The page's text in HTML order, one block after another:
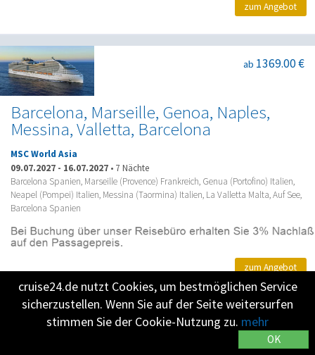
zum Angebot
Barcelona, Marseille, Genoa, Naples,
Messina, Valletta, Barcelona
ab 1369.00 €
MSC World Asia
09.07.2027 - 16.07.2027 • 7 Nächte
Barcelona Spanien, Marseille (Provence) Frankreich, Genua (Portofino) Italien,
Neapel (Pompei) Italien, Messina (Taormina) Italien, La Valletta Malta, Auf See,
Barcelona Spanien
zum Angebot
ab14560.00 €
cruise24.de nutzt Cookies, um bestmöglichen Service
sicherzustellen. Wenn Sie auf der Seite weitersurfen
stimmen Sie der Cookie-Nutzung zu. mehr
OK